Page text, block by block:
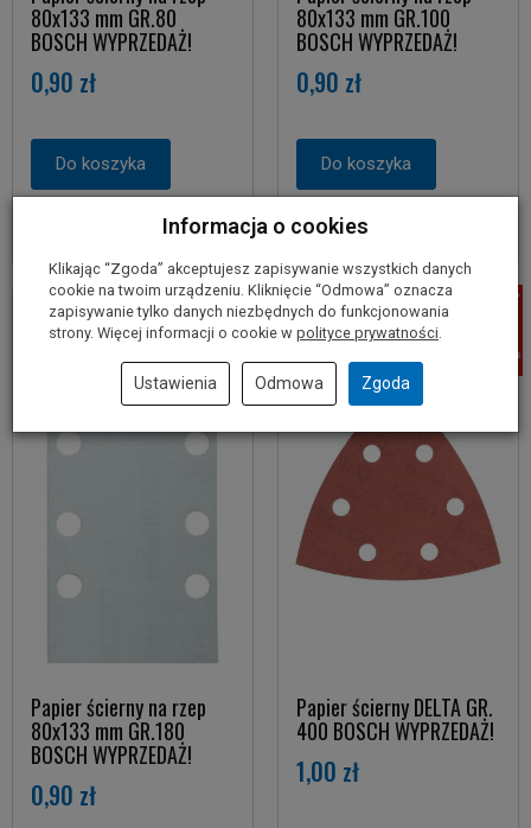
80x133 mm GR.80
BOSCH WYPRZEDAŻ!
0,90 zł
Do koszyka
80x133 mm GR.100
BOSCH WYPRZEDAŻ!
0,90 zł
Do koszyka
Papier ścierny na rzep
80x133 mm GR.180
BOSCH WYPRZEDAŻ!
0,90 zł
Papier ścierny DELTA GR.
400 BOSCH WYPRZEDAŻ!
1,00 zł
Informacja o cookies
Klikając “Zgoda” akceptujesz zapisywanie wszystkich danych
cookie na twoim urządzeniu. Kliknięcie “Odmowa” oznacza
zapisywanie tylko danych niezbędnych do funkcjonowania
strony. Więcej informacji o cookie w polityce prywatności
Ustawienia Odmowa Zgoda